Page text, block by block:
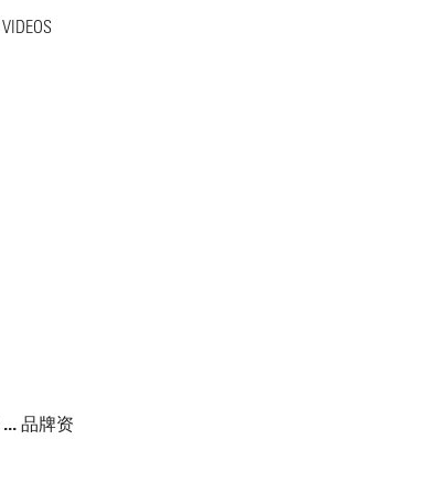
VIDEOS
... 品牌资